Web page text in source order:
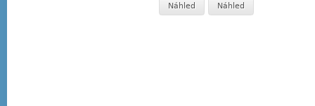
Náhled Náhled